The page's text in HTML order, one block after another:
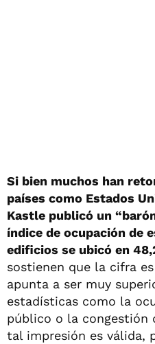
Si bien muchos han
países como Estados
Kastle publicó un
índice de ocupación de
edificios se ubicó en
sostienen que la cifra
apunta a ser muy
estadísticas como la
público o la congestión
tal impresión es válida,